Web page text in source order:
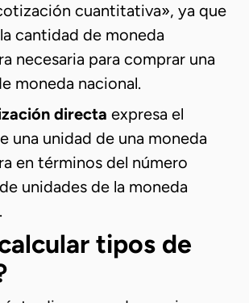
cuantitativa», ya que
cantidad de moneda
necesaria para comprar una
moneda nacional.
directa expresa el
una unidad de una moneda
en términos del número
unidades de la moneda
tipos de